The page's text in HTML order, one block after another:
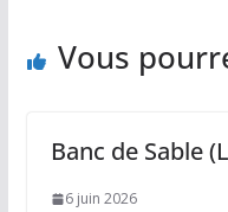
Vous
Banc de Sable
6 juin 2026